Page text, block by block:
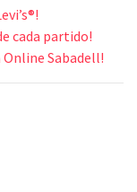
cada partido!
Online Sabadell!